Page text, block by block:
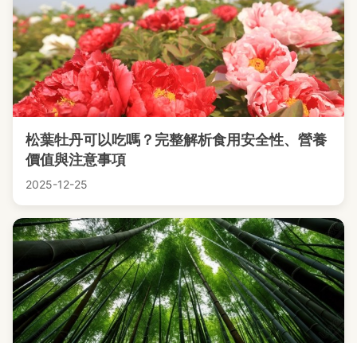
松葉牡丹可以吃嗎？完整解析食用安全性、營養
價值與注意事項
2025-12-25